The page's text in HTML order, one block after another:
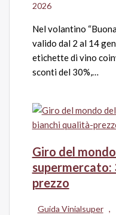
2026
Nel volantino
valido dal 2 al 14
etichette di vino
sconti del 30%,…
Giro del
supermercato:
prezzo
Guida Vinialsuper ,